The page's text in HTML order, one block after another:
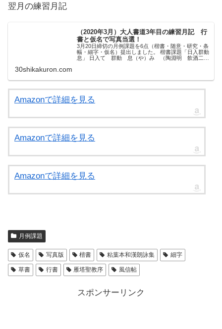
翌月の練習月記
（2020年3月）大人書道3年目の練習月記 行
書と仮名で写真当選！
3月20日締切の月例課題を6点（楷書・随意・研究・条
幅・細字・仮名）提出しました。 楷書課題「日入群動
息」 日入て 群動 息（や）み （陶淵明 飲酒二十
30shikakuron.com
Amazonで詳細を見る
Amazonで詳細を見る
Amazonで詳細を見る
月例課題
仮名 写真版 楷書 粘葉本和漢朗詠集 細字
草書 行書 雁塔聖教序 風信帖
スポンサーリンク